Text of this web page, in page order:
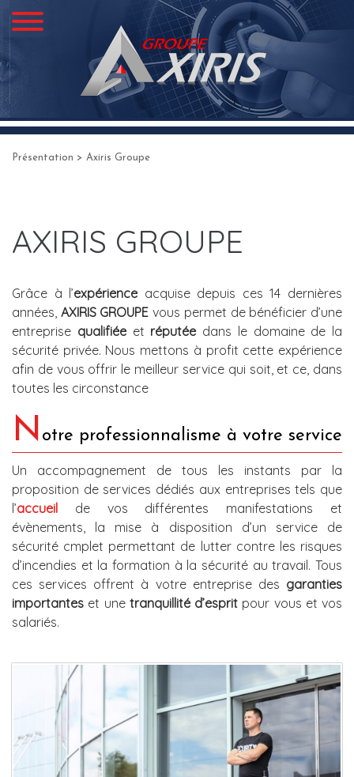
Présentation > Axiris Groupe
AXIRIS GROUPE
Grâce à l’expérience acquise depuis ces 14 dernières
années, AXIRIS GROUPE vous permet de bénéficier d’une
entreprise qualifiéeet réputée dans le domaine de la
sécurité privée. Nous mettons à profit cette expérience
afin de vous offrir le meilleur service qui soit, et ce, dans
toutes les circonstance
N otre professionnalisme à votre service
Un accompagnement de tous les instants par la
proposition de services dédiés aux entreprises tels que
l’accueil de vos différentes manifestations et
évènements, la mise à disposition d’un service de
sécurité cmplet permettant de lutter contre les risques
d’incendies et la formation à la sécurité au travail. Tous
ces services offrent à votre entreprise des garanties
importantes et une tranquillité d’esprit pour vous et vos
salariés.